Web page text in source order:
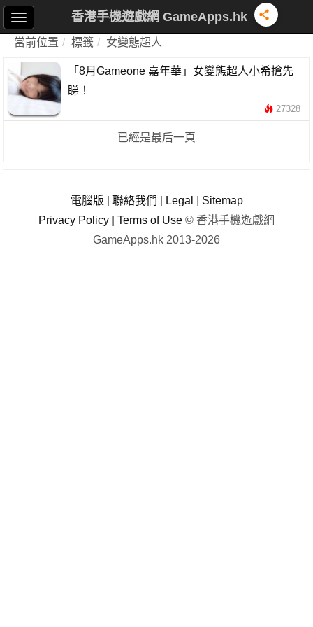
香港手機遊戲網 GameApps.hk
當前位置 標籤 女變態超人
「8月Gameone 嘉年華」女變態超人小希搶先
睇！
27328
已經是最后一頁
電腦版 聯絡我們 Legal
Sitemap
Privacy Policy
Terms of Use © 香港手機遊戲網
GameApps.hk 2013-2026